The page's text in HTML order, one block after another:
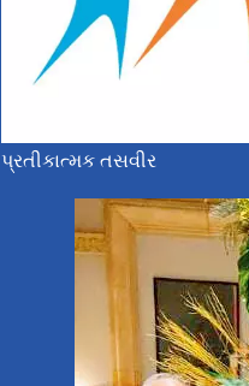
પ્રતીકાત્મક તસવીર